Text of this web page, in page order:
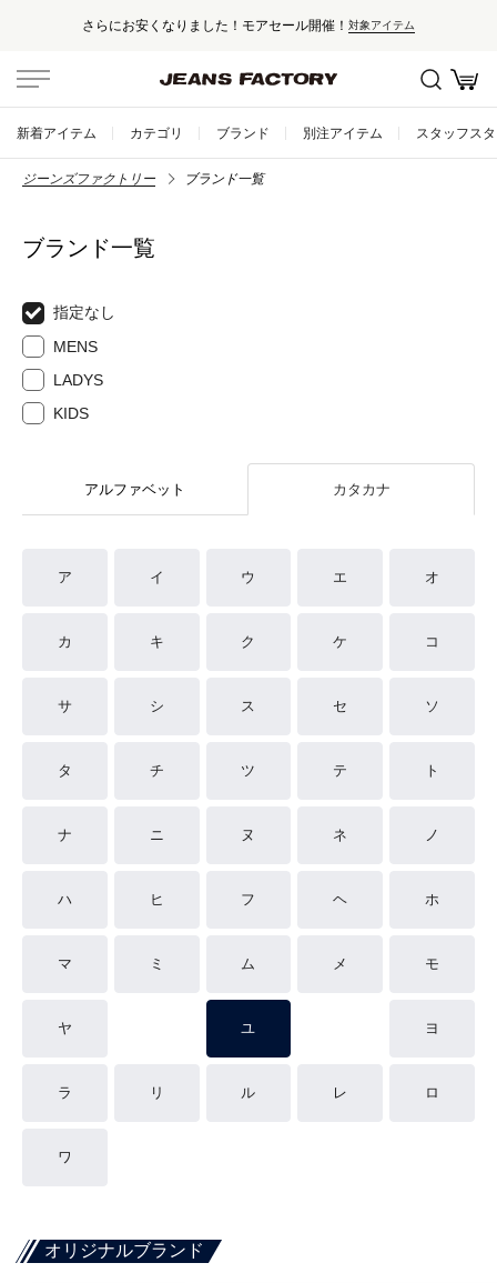
さらにお安くなりました！モアセール開催！ 対象アイテム
新着アイテム カテゴリ ブランド 別注アイテム スタッフス
ジーンズファクトリー ブランド一覧
ブランド一覧
指定なし
MENS
LADYS
KIDS
アルファベット カタカナ
ア イ ウ エ オ
カ キ ク ケ コ
サ シ ス セ ソ
タ チ ツ テ ト
ナ ニ ヌ ネ ノ
ハ ヒ フ ヘ ホ
マ ミ ム メ モ
ヤ ユ ヨ
ラ リ ル レ ロ
ワ
オリジナルブランド